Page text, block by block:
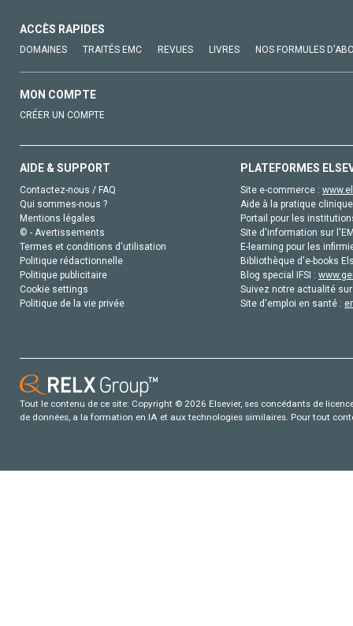
ACCÈS RAPIDES
DOMAINES TRAITÉS EMC REVUES LIVRES NOS FORMULES
MON COMPTE
CRÉER UN COMPTE
AIDE & SUPPORT
Contactez-nous / FAQ
Qui sommes-nous ?
Mentions légales
© - Avertissements
Termes et conditions d'utilisation
Politique rédactionnelle
Politique publicitaire
Cookie settings
Politique de la vie privée
PLATEFORMES
Site e-commerce :
Aide à la pratique
Portail pour les
Site d'information sur
E-learning pour les
Bibliothèque d'e-books
Blog special IFSI :
Suivez notre actualité
Site d'emploi en santé :
Tout le contenu de ce site: Copyright © 2026 Elsevier, ses concédants de
de données, a la formation en IA et aux technologies similaires. Pour tout